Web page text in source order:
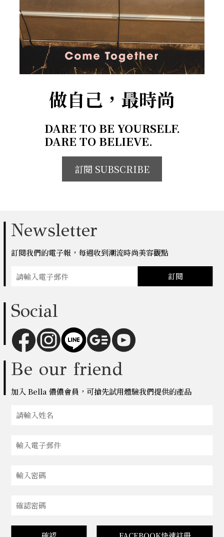
做自己，最時尚
DARE TO BE YOURSELF.
DARE TO BELIEVE.
訂閱 SUBSCRIBE
Newsletter
訂閱我們的電子報，每週收到潮流時尚美容觀點
訂閱
Social
Be our friend
加入 Bella 儂儂會員，可搶先試用體驗我們提供的產品